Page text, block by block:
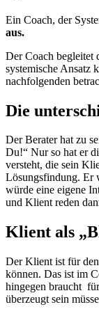
Ein Coach, der
aus.
Der Coach begleitet
systemische Ansatz
nachfolgenden
Die
Der Berater hat zu
Du!“ Nur so hat er
versteht, die sein
Lösungsfindung. Er
würde eine eigene
und Klient reden
Klient als
Der Klient ist für
können. Das ist im
hingegen braucht
überzeugt sein